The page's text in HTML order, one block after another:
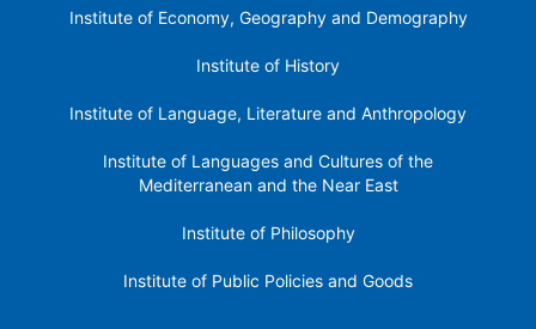
Institute of Economy, Geography and Demography
Institute of History
Institute of Language, Literature and Anthropology
Institute of Languages ​​and Cultures of the
Mediterranean and the Near East
Institute of Philosophy
Institute of Public Policies and Goods